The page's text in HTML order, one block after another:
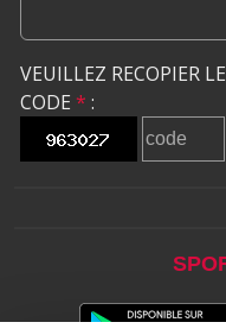
VEUILLEZ RECOPIER LE
CODE * :